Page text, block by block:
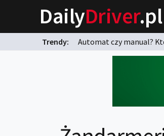
DailyDriver.pl
Trendy: Automat czy manual?